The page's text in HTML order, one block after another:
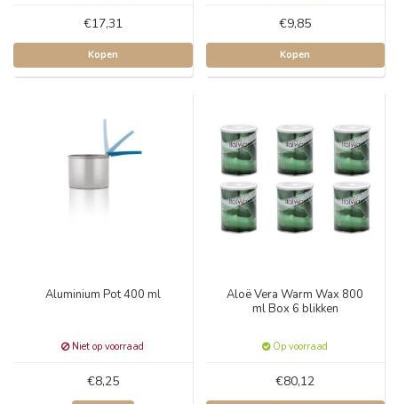
€17,31
Kopen
€9,85
Kopen
Aluminium Pot 400 ml
Niet op voorraad
€8,25
Aloë Vera Warm Wax 800
ml Box 6 blikken
Op voorraad
€80,12